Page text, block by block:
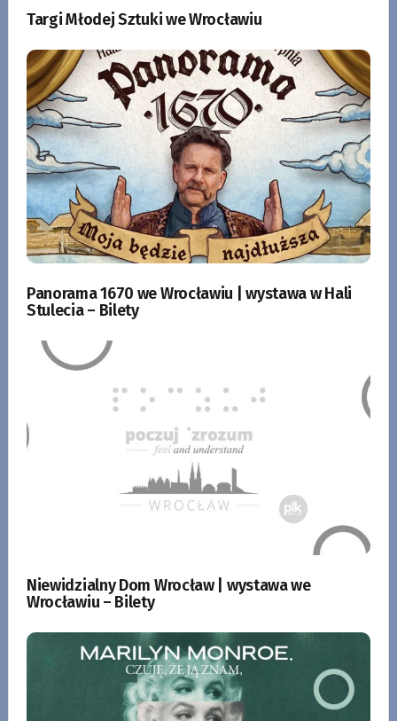
Targi Młodej Sztuki we Wrocławiu
Panorama 1670 we Wrocławiu | wystawa w Hali
Stulecia – Bilety
Niewidzialny Dom Wrocław | wystawa we
Wrocławiu – Bilety